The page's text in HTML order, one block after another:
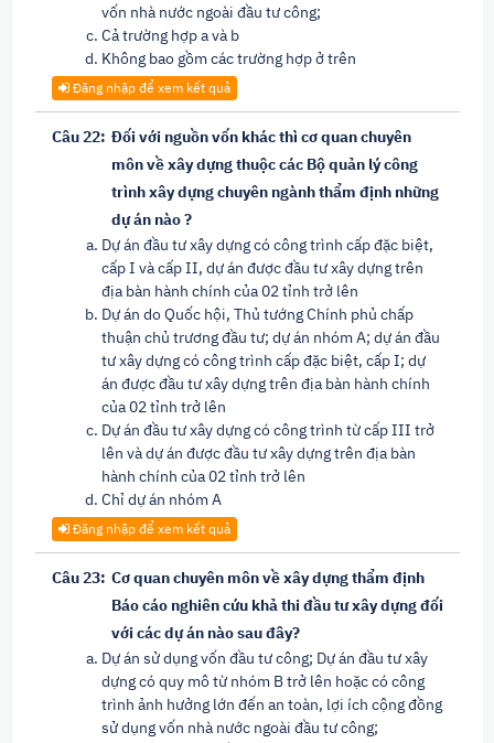
vốn nhà nước ngoài đầu tư công;
Cả trường hợp a và b
Không bao gồm các trường hợp ở trên
Đăng nhập để xem kết quả
Câu 22: Đối với nguồn vốn khác thì cơ quan chuyên
môn về xây dựng thuộc các Bộ quản lý công
trình xây dựng chuyên ngành thẩm định những
dự án nào ?
Dự án đầu tư xây dựng có công trình cấp đặc biệt,
cấp I và cấp II, dự án được đầu tư xây dựng trên
địa bàn hành chính của 02 tỉnh trở lên
Dự án do Quốc hội, Thủ tướng Chính phủ chấp
thuận chủ trương đầu tư; dự án nhóm A; dự án đầu
tư xây dựng có công trình cấp đặc biệt, cấp I; dự
án được đầu tư xây dựng trên địa bàn hành chính
của 02 tỉnh trở lên
Dự án đầu tư xây dựng có công trình từ cấp III trở
lên và dự án được đầu tư xây dựng trên địa bàn
hành chính của 02 tỉnh trở lên
Chỉ dự án nhóm A
Đăng nhập để xem kết quả
Câu 23: Cơ quan chuyên môn về xây dựng thẩm định
Báo cáo nghiên cứu khả thi đầu tư xây dựng đối
với các dự án nào sau đây?
Dự án sử dụng vốn đầu tư công; Dự án đầu tư xây
dựng có quy mô từ nhóm B trở lên hoặc có công
trình ảnh hưởng lớn đến an toàn, lợi ích cộng đồng
sử dụng vốn nhà nước ngoài đầu tư công;